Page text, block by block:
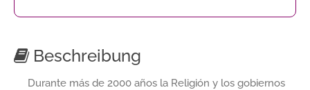
Beschreibung
Durante más de 2000 años la Religión y los gobiernos